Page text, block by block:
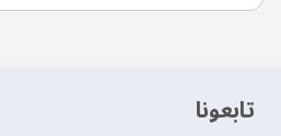
‫تابعونا‬